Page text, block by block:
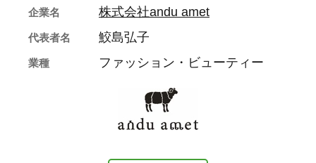
企業名 株式会社andu amet
代表者名 鮫島弘子
業種 ファッション・ビューティー